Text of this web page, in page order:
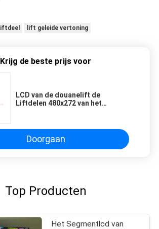
liftdeel lift geleide vertoning
Krijg de beste prijs voor
LCD van de douanelift de
Liftdelen 480x272 van het
Doorgaan
Top Producten
Het Segmentlcd van